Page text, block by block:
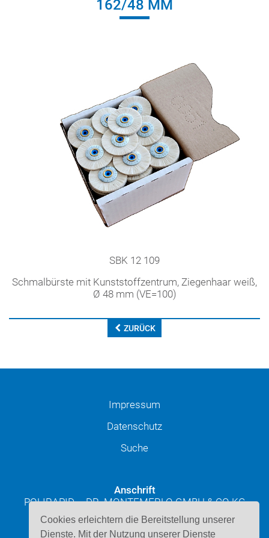
Cookies erleichtern die Bereitstellung unserer
Dienste. Mit der Nutzung unserer Dienste
162/48 MM
SBK 12 109
Schmalbürste mit Kunststoffzentrum, Ziegenhaar weiß,
Ø 48 mm (VE=100)
ZURÜCK
Impressum
Datenschutz
Suche
Anschrift
POLIRAPID – DR. MONTEMERLO GMBH & CO KG
Josef-Schüttler-Straße 49
D-78224 Singen